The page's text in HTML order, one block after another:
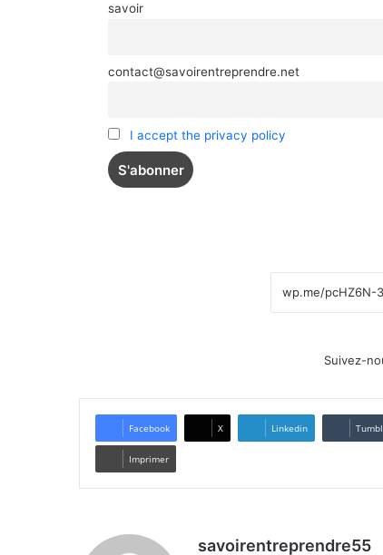
savoir
contact@savoirentreprendre.net
I accept the privacy policy
Suivez-
Facebook X Linkedin
Imprimer
savoirentreprendre55